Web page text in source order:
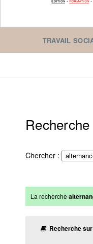
TRAVAIL
Recherche
Chercher :
La recherche
Recherche